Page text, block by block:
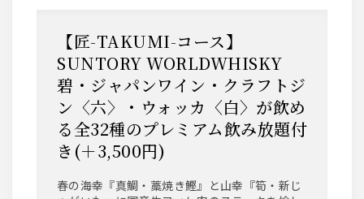
【匠-TAKUMI-コース】
SUNTORY WORLDWHISKY
碧・ジャパンワイン・クラフトジ
ン〈六〉・ウォッカ〈白〉が飲め
る全32種のプレミアム飲み放題付
き(＋3,500円)
春の海幸『真鯛・藁焼き鰹』と山幸『筍・新じ